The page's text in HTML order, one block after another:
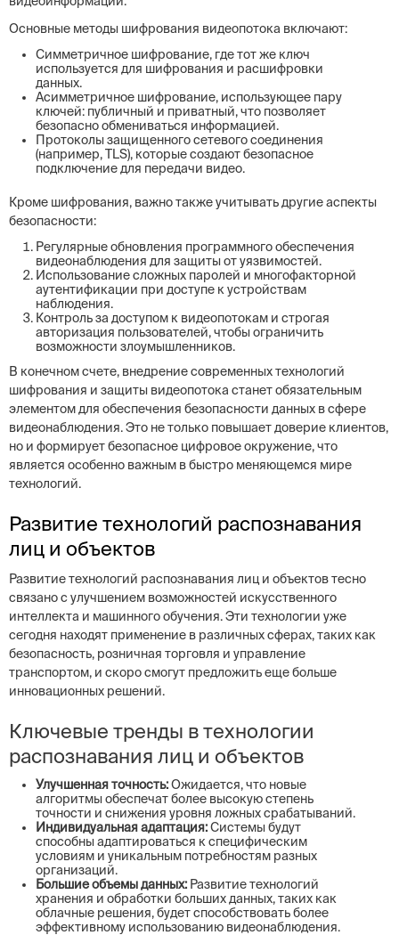
Основные методы шифрования видеопотока включают:
Симметричное шифрование, где тот же ключ
используется для шифрования и расшифровки
данных.
Асимметричное шифрование, использующее пару
ключей: публичный и приватный, что позволяет
безопасно обмениваться информацией.
Протоколы защищенного сетевого соединения
(например, TLS), которые создают безопасное
подключение для передачи видео.
Кроме шифрования, важно также учитывать другие аспекты
безопасности:
Регулярные обновления программного обеспечения
видеонаблюдения для защиты от уязвимостей.
Использование сложных паролей и многофакторной
аутентификации при доступе к устройствам
наблюдения.
Контроль за доступом к видеопотокам и строгая
авторизация пользователей, чтобы ограничить
возможности злоумышленников.
В конечном счете, внедрение современных технологий
шифрования и защиты видеопотока станет обязательным
элементом для обеспечения безопасности данных в сфере
видеонаблюдения. Это не только повышает доверие клиентов,
но и формирует безопасное цифровое окружение, что
является особенно важным в быстро меняющемся мире
технологий.
Развитие технологий распознавания
лиц и объектов
Развитие технологий распознавания лиц и объектов тесно
связано с улучшением возможностей искусственного
интеллекта и машинного обучения. Эти технологии уже
сегодня находят применение в различных сферах, таких как
безопасность, розничная торговля и управление
транспортом, и скоро смогут предложить еще больше
инновационных решений.
Ключевые тренды в технологии
распознавания лиц и объектов
Улучшенная точность:Ожидается, что новые
алгоритмы обеспечат более высокую степень
точности и снижения уровня ложных срабатываний.
Индивидуальная адаптация:Системы будут
способны адаптироваться к специфическим
условиям и уникальным потребностям разных
организаций.
Большие объемы данных: Развитие технологий
хранения и обработки больших данных, таких как
облачные решения, будет способствовать более
эффективному использованию видеонаблюдения.